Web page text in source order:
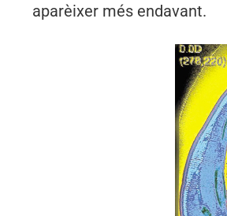
aparèixer més endavant.